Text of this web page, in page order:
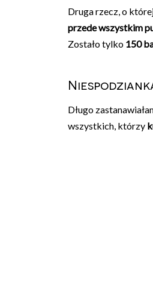
Druga rzecz, o
przede wszystkim
Zostało tylko 150
Długo
wszystkich, którzy